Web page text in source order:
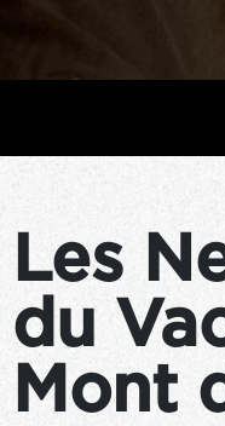
Les
du
Mont